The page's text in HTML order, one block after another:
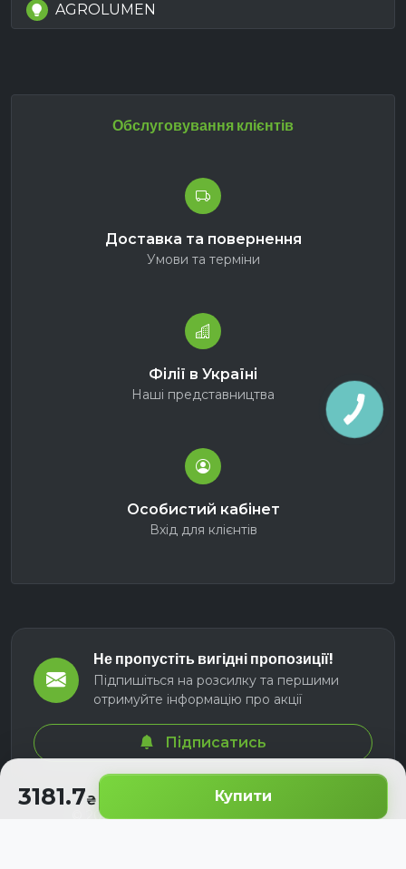
3181.7 Купити
AGROLUMEN
Обслуговування клієнтів
Доставка та повернення
Умови та терміни
Філії в Україні
Наші представництва
Особистий кабінет
Вхід для клієнтів
Не пропустіть вигідні пропозиції!
Підпишіться на розсилку та першими
отримуйте інформацію про акції
Підписатись
© 2026 СЕЛМ АГРО. Всі права захищені.